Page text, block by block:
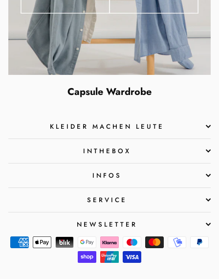
Capsule Wardrobe
KLEIDER MACHEN LEUTE
INTHEBOX
INFOS
SERVICE
NEWSLETTER